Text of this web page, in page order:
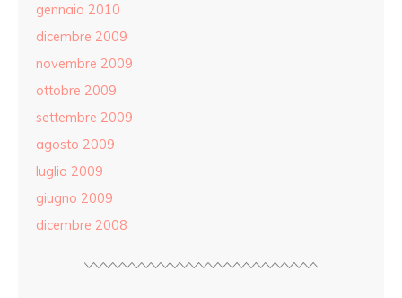
gennaio 2010
dicembre 2009
novembre 2009
ottobre 2009
settembre 2009
agosto 2009
luglio 2009
giugno 2009
dicembre 2008